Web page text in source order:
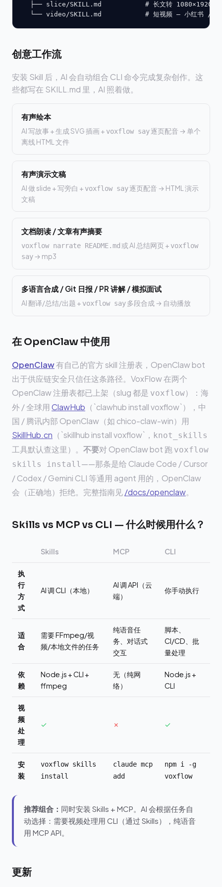
├── slice/SKILL.md           # 长文转 1080×1920 竖
└── video/SKILL.md           # 短视频 — 小红书 /
创意工作流
安装 Skill 后，AI 会自动组合 CLI 命令完成复杂创作。这
些都写在 SKILL.md 里，AI 照着做。
有声绘本
AI 写故事 + 生成 SVG 插画 + voxflow say逐页配音 → 单个
离线 HTML 文件
有声演示文稿
AI 做 slide + 写旁白 + voxflow say逐页配音 → HTML 演示
文稿
文档朗读 / 文章有声摘要
voxflow narrate README.md 或 AI 总结网页 + voxflow
say→ mp3
多语言合成 / Git 日报 / PR 讲解 / 模拟面试
AI 翻译/总结/出题 + voxflow say多段合成 → 自动播放
在 OpenClaw 中使用
OpenClaw有自己的官方 skill 注册表，OpenClaw bot
出于供应链安全只信任这条路径。VoxFlow 在两个
OpenClaw 注册表都已上架（slug 都是 voxflow）：海
外 / 全球用 ClawHub （`clawhub install voxflow`），中
国 / 腾讯内部 OpenClaw（如 chico-claw-win）用
SkillHub.cn （`skillhub install voxflow`， knot_skills
工具默认查这里）。 不要对 OpenClaw bot 跑 voxflow
skills install——那条是给 Claude Code / Cursor
/ Codex / Gemini CLI 等通用 agent 用的，OpenClaw
会（正确地）拒绝。完整指南见/docs/openclaw。
Skills vs MCP vs CLI — 什么时候用什么？
Skills MCP CLI
执
行
方
式
AI 调 CLI（本地）
AI 调 API（云
端）
你手动执行
适
合
需要 FFmpeg/视
频/本地文件的任务
纯语音任
务、对话式
交互
脚本、
CI/CD、批
量处理
依
赖
Node.js + CLI +
ffmpeg
无（纯网
络）
Node.js +
CLI
视
频
处
理
✓ ✗ ✓
安
装
voxflow skills
install
claude mcp
add
npm i -g
voxflow
推荐组合： 同时安装 Skills + MCP。AI 会根据任务自
动选择：需要视频处理用 CLI（通过 Skills），纯语音
用 MCP API。
更新